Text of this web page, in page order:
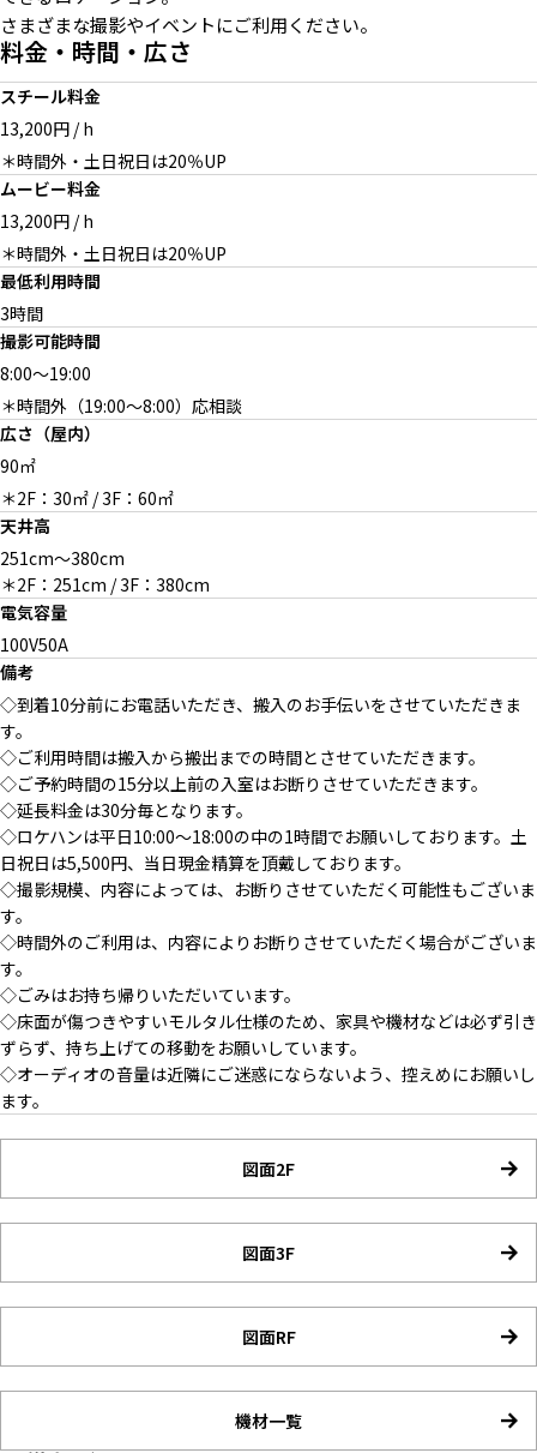
天井からのカーテンをさまざま
小物でさまざまな演出を
スへ
な空間
道路からスタジオ看板の見え方
さまざまな撮影やイベントにご利用ください。
料金・時間・広さ
スチール料金
13,200円 / h
＊時間外・土日祝日は20％UP
ムービー料金
13,200円 / h
＊時間外・土日祝日は20％UP
最低利用時間
3時間
撮影可能時間
8:00～19:00
＊時間外（19:00〜8:00）応相談
広さ（屋内）
90㎡
＊2F：30㎡ / 3F：60㎡
天井高
251cm〜380cm
＊2F：251cm / 3F：380cm
電気容量
100V50A
備考
◇到着10分前にお電話いただき、搬入のお手伝いをさせていただきま
す。
◇ご利用時間は搬入から搬出までの時間とさせていただきます。
◇ご予約時間の15分以上前の入室はお断りさせていただきます。
◇延長料金は30分毎となります。
◇ロケハンは平日10:00〜18:00の中の1時間でお願いしております。土
日祝日は5,500円、当日現金精算を頂戴しております。
◇撮影規模、内容によっては、お断りさせていただく可能性もございま
す。
◇時間外のご利用は、内容によりお断りさせていただく場合がございま
す。
◇ごみはお持ち帰りいただいています。
◇床面が傷つきやすいモルタル仕様のため、家具や機材などは必ず引き
ずらず、持ち上げての移動をお願いしています。
◇オーディオの音量は近隣にご迷惑にならないよう、控えめにお願いし
ます。
図面2F
図面3F
図面RF
機材一覧